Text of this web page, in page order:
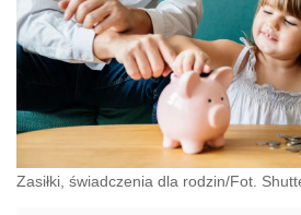
Zasiłki, świadczenia dla rodzin/Fot.